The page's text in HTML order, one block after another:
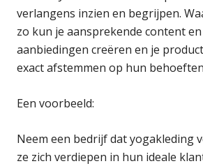
verlangens inzien en begrijpen.
zo kun je aansprekende content en
aanbiedingen creëren en je
exact afstemmen op hun
Een voorbeeld:
Neem een bedrijf dat yogakleding
ze zich verdiepen in hun ideale